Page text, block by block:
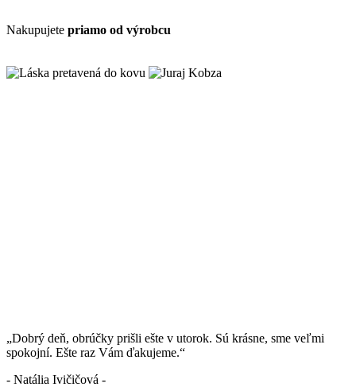
Nakupujete priamo od výrobcu
„Dobrý deň, obrúčky prišli ešte v utorok. Sú krásne, sme veľmi
spokojní. Ešte raz Vám ďakujeme.“
- Natália Ivičičová -